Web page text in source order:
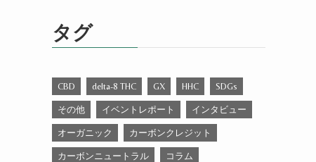
ー
タグ
CBD delta-8 THC GX HHC SDGs
その他 イベントレポート インタビュー
オーガニック カーボンクレジット
カーボンニュートラル コラム